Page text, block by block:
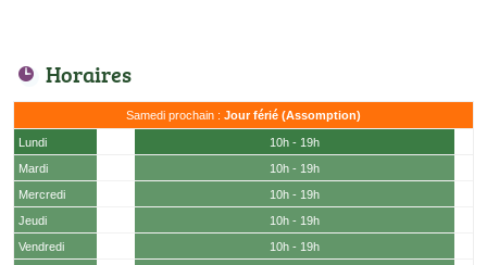
Horaires
Samedi prochain : Jour férié (Assomption)
Lundi
10h - 19h
Mardi
10h - 19h
Mercredi
10h - 19h
Jeudi
10h - 19h
Vendredi
10h - 19h